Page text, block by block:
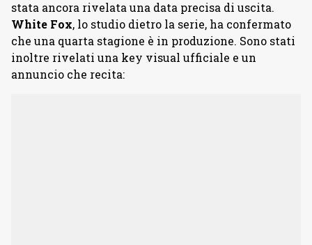
stata ancora rivelata una data precisa di uscita.
White Fox, lo studio dietro la serie, ha confermato
che una quarta stagione è in produzione. Sono stati
inoltre rivelati una key visual ufficiale e un
annuncio che recita: